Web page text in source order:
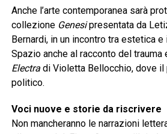
Anche l’arte contemporanea sarà
collezione Genesipresentata da
Bernardi, in un incontro tra estetica
Spazio anche al racconto del trauma
Electradi Violetta Bellocchio, dove il
politico.
Voci nuove e storie da riscrivere
Non mancheranno le narrazioni